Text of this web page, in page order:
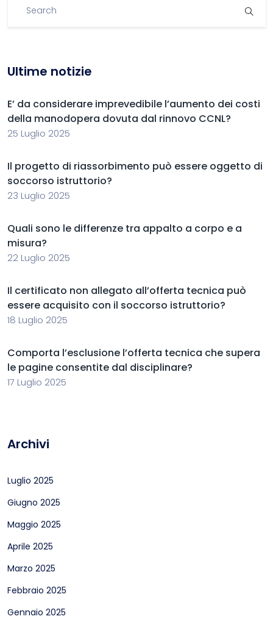
Ultime notizie
E’ da considerare imprevedibile l’aumento dei costi
della manodopera dovuta dal rinnovo CCNL?
25 Luglio 2025
Il progetto di riassorbimento può essere oggetto di
soccorso istruttorio?
23 Luglio 2025
Quali sono le differenze tra appalto a corpo e a
misura?
22 Luglio 2025
Il certificato non allegato all’offerta tecnica può
essere acquisito con il soccorso istruttorio?
18 Luglio 2025
Comporta l’esclusione l’offerta tecnica che supera
le pagine consentite dal disciplinare?
17 Luglio 2025
Archivi
Luglio 2025
Giugno 2025
Maggio 2025
Aprile 2025
Marzo 2025
Febbraio 2025
Gennaio 2025